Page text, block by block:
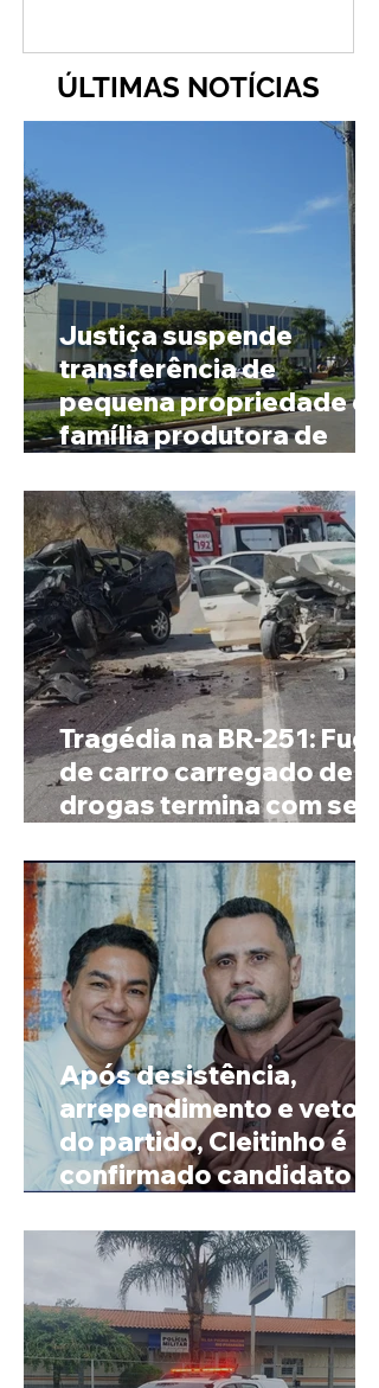
ÚLTIMAS NOTÍCIAS
Justiça suspende
transferência de
pequena propriedade de
família produtora de
Tragédia na BR-251: Fuga
de carro carregado de
drogas termina com sete
Após desistência,
arrependimento e veto
do partido, Cleitinho é
confirmado candidato ao